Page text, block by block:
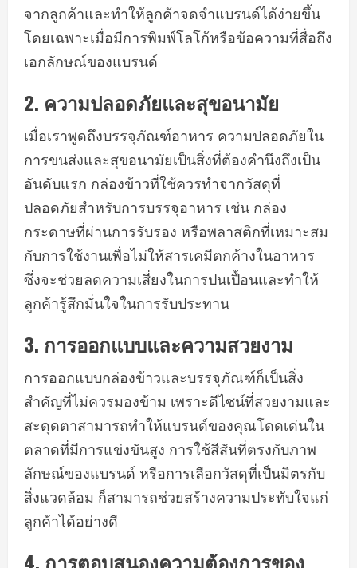
จากลูกค้าและทำให้ลูกค้าจดจำแบรนด์ได้ง่ายขึ้น
โดยเฉพาะเมื่อมีการพิมพ์โลโก้หรือข้อความที่สื่อถึง
เอกลักษณ์ของแบรนด์
2. ความปลอดภัยและสุขอนามัย
เมื่อเราพูดถึงบรรจุภัณฑ์อาหาร ความปลอดภัยใน
การขนส่งและสุขอนามัยเป็นสิ่งที่ต้องคำนึงถึงเป็น
อันดับแรก กล่องข้าวที่ใช้ควรทำจากวัสดุที่
ปลอดภัยสำหรับการบรรจุอาหาร เช่น กล่อง
กระดาษที่ผ่านการรับรอง หรือพลาสติกที่เหมาะสม
กับการใช้งานเพื่อไม่ให้สารเคมีตกค้างในอาหาร
ซึ่งจะช่วยลดความเสี่ยงในการปนเปื้อนและทำให้
ลูกค้ารู้สึกมั่นใจในการรับประทาน
3. การออกแบบและความสวยงาม
การออกแบบกล่องข้าวและบรรจุภัณฑ์ก็เป็นสิ่ง
สำคัญที่ไม่ควรมองข้าม เพราะดีไซน์ที่สวยงามและ
สะดุดตาสามารถทำให้แบรนด์ของคุณโดดเด่นใน
ตลาดที่มีการแข่งขันสูง การใช้สีสันที่ตรงกับภาพ
ลักษณ์ของแบรนด์ หรือการเลือกวัสดุที่เป็นมิตรกับ
สิ่งแวดล้อม ก็สามารถช่วยสร้างความประทับใจแก่
ลูกค้าได้อย่างดี
4. การตอบสนองความต้องการของ